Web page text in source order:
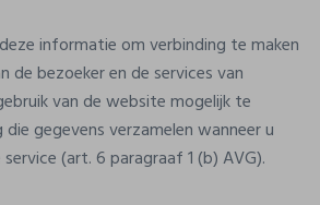
informatie om verbinding te maken
bezoeker en de services van
van de website mogelijk te
gegevens verzamelen wanneer u
(art. 6 paragraaf 1 (b) AVG).